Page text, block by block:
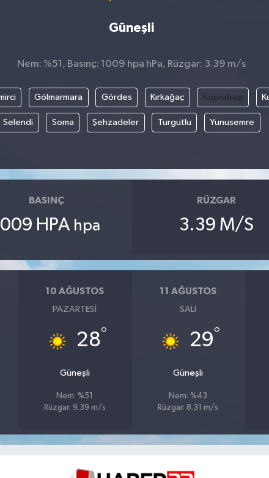
Güneşli
Nem: %51, Basınç: 1009 hpa hPa, Rüzgar: 3.39 m/s
Gölmarmara Gördes Kırkağaç Köprübaşı
Selendi Soma Şehzadeler Turgutlu Yunusemre
BASINÇ
HPA hpa
RÜZGAR
3.39 M/S
10 AĞUSTOS
PAZARTESI
28°
Güneşli
Nem: %51
Rüzgar: 9.39 m/s
11 AĞUSTOS
SALI
29°
Güneşli
Nem: %43
Rüzgar: 8.31 m/s